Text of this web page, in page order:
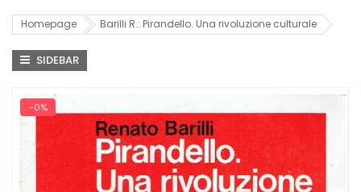
Homepage Barilli R.: Pirandello. Una rivoluzione culturale
SIDEBAR
-0%